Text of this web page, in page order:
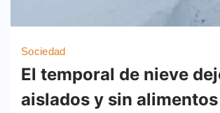
Sociedad
El temporal de nieve
aislados y sin alimentos